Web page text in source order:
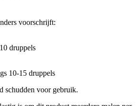
voorschrijft:
druppels
10-15 druppels
schudden voor gebruik.